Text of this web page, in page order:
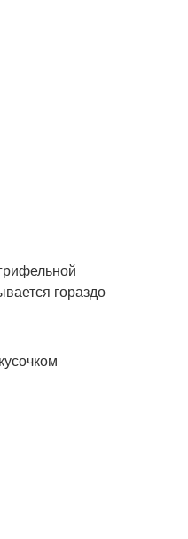
гораздо